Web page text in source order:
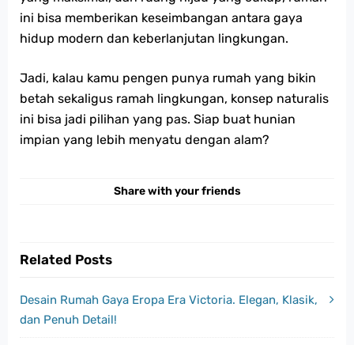
ini bisa memberikan keseimbangan antara gaya
hidup modern dan keberlanjutan lingkungan.
Jadi, kalau kamu pengen punya rumah yang bikin
betah sekaligus ramah lingkungan, konsep naturalis
ini bisa jadi pilihan yang pas. Siap buat hunian
impian yang lebih menyatu dengan alam?
Share with your friends
Related Posts
Desain Rumah Gaya Eropa Era Victoria. Elegan, Klasik,
dan Penuh Detail!